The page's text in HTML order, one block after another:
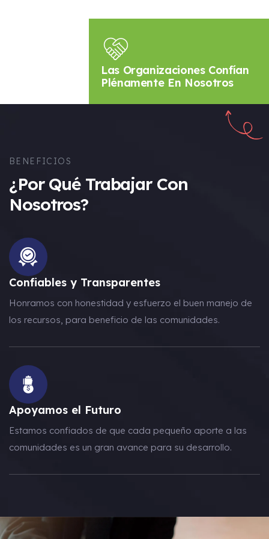
Medio Ambiente
Las Organizaciones Confían
Plénamente En Nosotros
BENEFICIOS
¿Por Qué Trabajar Con
Nosotros?
Confiables y Transparentes
Honramos con honestidad y esfuerzo el buen manejo de
los recursos, para beneficio de las comunidades.
Apoyamos el Futuro
Estamos confiados de que cada pequeño aporte a las
comunidades es un gran avance para su desarrollo.